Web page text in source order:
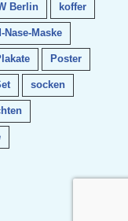
Berlin koffer
Nase-Maske
Poster
socken